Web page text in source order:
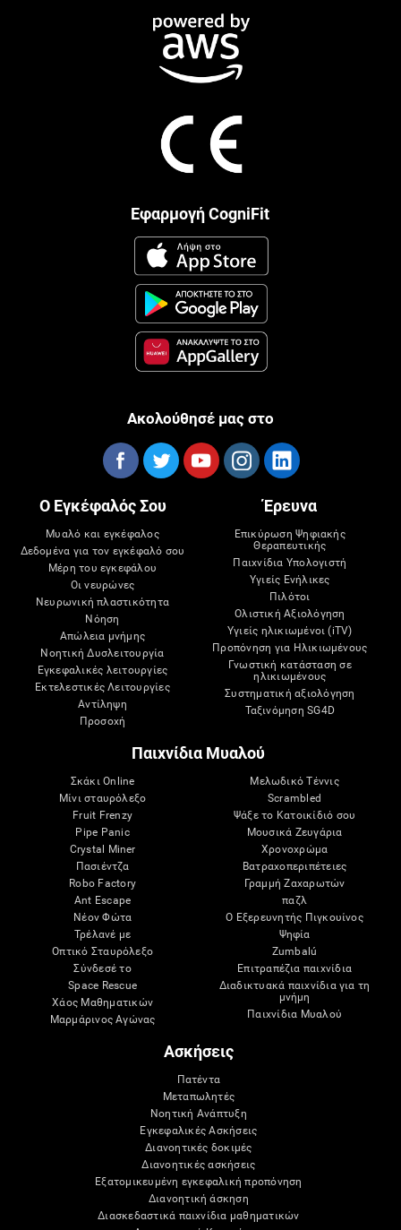
Εφαρμογή CogniFit
Ακολούθησέ μας στο
Ο Εγκέφαλός Σου
Μυαλό και εγκέφαλος
Δεδομένα για τον εγκέφαλό σου
Μέρη του εγκεφάλου
Οι νευρώνες
Νευρωνική πλαστικότητα
Νόηση
Απώλεια μνήμης
Νοητική Δυσλειτουργία
Εγκεφαλικές λειτουργίες
Εκτελεστικές Λειτουργίες
Αντίληψη
Προσοχή
Έρευνα
Επικύρωση Ψηφιακής
Θεραπευτικής
Παιχνίδια Υπολογιστή
Υγιείς Ενήλικες
Πιλότοι
Ολιστική Αξιολόγηση
Υγιείς ηλικιωμένοι (iTV)
Προπόνηση για Ηλικιωμένους
Γνωστική κατάσταση σε
ηλικιωμένους
Συστηματική αξιολόγηση
Ταξινόμηση SG4D
Παιχνίδια Μυαλού
Σκάκι Online
Μίνι σταυρόλεξο
Fruit Frenzy
Pipe Panic
Crystal Miner
Πασιέντζα
Robo Factory
Ant Escape
Νέον Φώτα
Τρέλανέ με
Οπτικό Σταυρόλεξο
Σύνδεσέ το
Space Rescue
Χάος Μαθηματικών
Μαρμάρινος Αγώνας
Μελωδικό Τέννις
Scrambled
Ψάξε το Κατοικίδιό σου
Μουσικά Ζευγάρια
Χρονοχρώμα
Βατραχοπεριπέτειες
Γραμμή Ζαχαρωτών
παζλ
Ο Εξερευνητής Πιγκουίνος
Ψηφία
Zumbalú
Επιτραπέζια παιχνίδια
Διαδικτυακά παιχνίδια για τη
μνήμη
Παιχνίδια Μυαλού
Ασκήσεις
Πατέντα
Μεταπωλητές
Νοητική Ανάπτυξη
Εγκεφαλικές Ασκήσεις
Διανοητικές δοκιμές
Διανοητικές ασκήσεις
Εξατομικευμένη εγκεφαλική προπόνηση
Διανοητική άσκηση
Διασκεδαστικά παιχνίδια μαθηματικών